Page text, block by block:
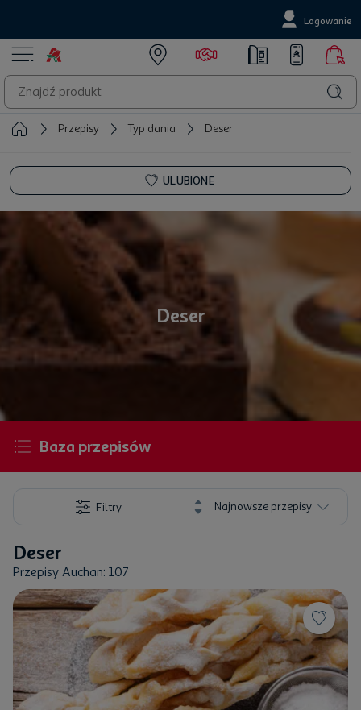
Logowanie
Przepisy Typ dania Deser
ULUBIONE
Deser
Baza przepisów
Filtry Najnowsze przepisy
Deser
Przepisy Auchan: 107